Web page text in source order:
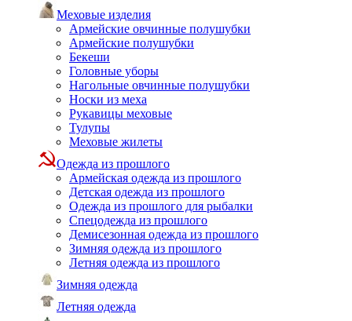
Меховые изделия
Армейские овчинные полушубки
Армейские полушубки
Бекеши
Головные уборы
Нагольные овчинные полушубки
Носки из меха
Рукавицы меховые
Тулупы
Меховые жилеты
Одежда из прошлого
Армейская одежда из прошлого
Детская одежда из прошлого
Одежда из прошлого для рыбалки
Спецодежда из прошлого
Демисезонная одежда из прошлого
Зимняя одежда из прошлого
Летняя одежда из прошлого
Зимняя одежда
Летняя одежда